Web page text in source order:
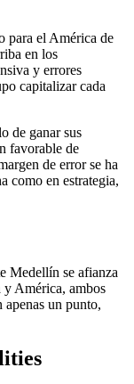
para el América de
en los
y errores
capitalizar cada
de ganar sus
favorable de
de error se ha
como en estrategia,
Medellín se afianza
América, ambos
un punto,